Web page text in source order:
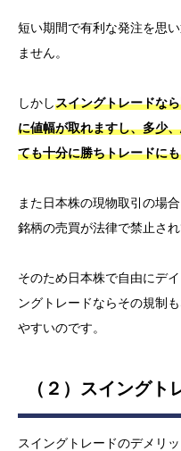
短い期間で有利な発注を思
ません。
しかしスイングトレードな
に値幅が取れますし、多少
ても十分に勝ちトレードに
また日本株の現物取引の場
銘柄の売買が法律で禁止され
そのため日本株で自由にデ
ングトレードならその規制
やすいのです。
（２）スイングト
スイングトレードのデメリ